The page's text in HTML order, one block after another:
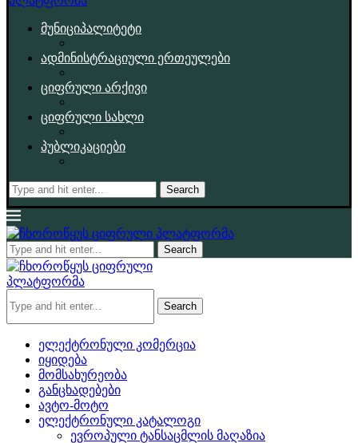
მუნიციპალიტეტი
ადმინისტრაციული ერთეულები
ციფრული არქივი
ციფრული სახლი
პუბლიკაციები
Search
Search
Search
ელექტრონული კომერცია
იყიდება
მომსახურეობა
განცხადებები
ავტო-მოტო
ელექტრონული კატალოგი
ევროპული ტანსაცმლის მაღაზია